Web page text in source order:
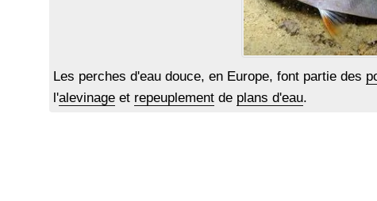
Les perches d'eau douce, en Europe, font partie des
l'alevinage et repeuplement de plans d'eau.